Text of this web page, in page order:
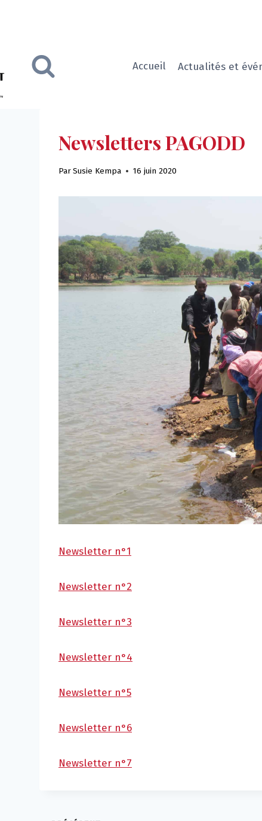
Accueil Actualités et
Newsletters PAGODD
ParSusie Kempa 16 juin 2020
Newsletter n°1
Newsletter n°2
Newsletter n°3
Newsletter n°4
Newsletter n°5
Newsletter n°6
Newsletter n°7